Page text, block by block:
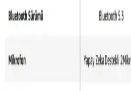
JBL Wave Beam ve Samsung Galaxy
Apple Kablosuz Kulaklık 2.